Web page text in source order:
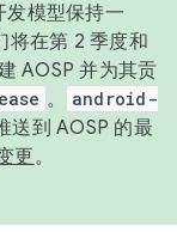
发模型保持一
将在第 2 季度和
AOSP 并为其贡
。
android-
送到 AOSP 的最
更。